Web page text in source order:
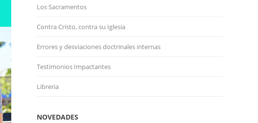
Los Sacramentos
Contra Cristo, contra su Iglesia
Errores y desviaciones doctrinales internas
Testimonios Impactantes
Libreria
NOVEDADES